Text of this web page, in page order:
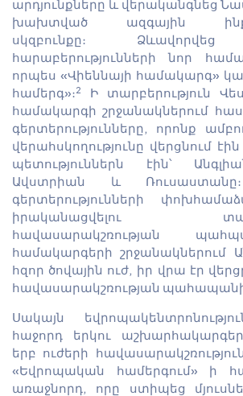
արդյունքները և վերականգնեց
խախտված ազգային
սկզբունքը։ Ձևավորվեց
հարաբերությունների նոր
որպես «Վիեննայի համակարգ»
համերգ»։2
Ի տարբերություն
համակարգի շրջանակներում
գերտերությունները, որոնք
վերահսկողությունը վերցնում
պետություններն էին՝
Ավստրիան և
գերտերությունների
իրականացվելու
հավասարակշռության
համակարգերի շրջանակներում
հզոր ծովային ուժ, իր վրա էր
հավասարակշռության պահապանի
Սակայն
հաջորդ երկու
երբ ուժերի
«Եվրոպական համերգում» ի
առաջնորդ, որը ստիպեց